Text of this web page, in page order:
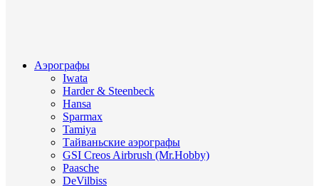
Аэрографы
Iwata
Harder & Steenbeck
Hansa
Sparmax
Tamiya
Тайваньские аэрографы
GSI Creos Airbrush (Mr.Hobby)
Paasche
DeVilbiss